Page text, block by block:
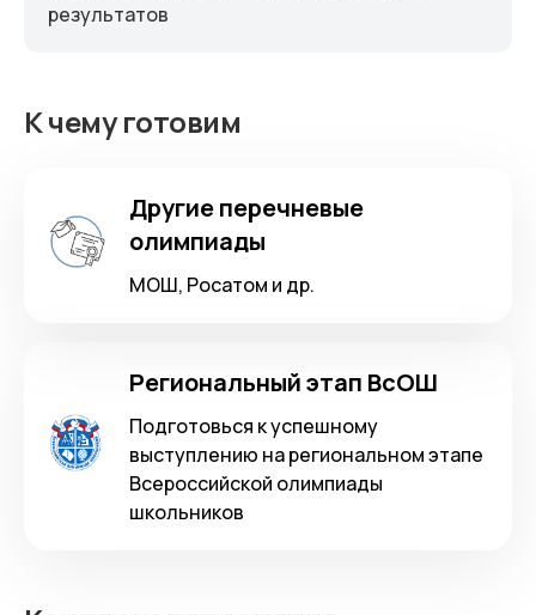
результатов
К чему готовим
Другие перечневые
олимпиады
МОШ, Росатом и др.
Региональный этап ВсОШ
Подготовься к успешному
выступлению на региональном этапе
Всероссийской олимпиады
школьников